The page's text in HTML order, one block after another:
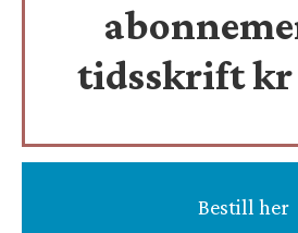
tidsskriftkr
Bestill her